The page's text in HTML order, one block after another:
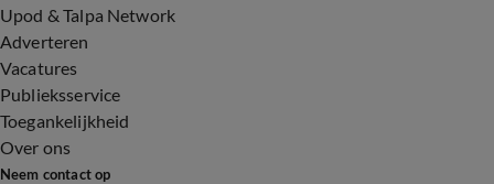
Upod & Talpa Network
Adverteren
Vacatures
Publieksservice
Toegankelijkheid
Over ons
Neem contact op